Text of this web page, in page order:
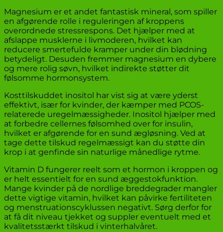
Magnesium er et andet fantastisk mineral, som spiller
en afgørende rolle i reguleringen af kroppens
overordnede stressrespons. Det hjælper med at
afslappe musklerne i livmoderen, hvilket kan
reducere smertefulde kramper under din blødning
betydeligt. Desuden fremmer magnesium en dybere
og mere rolig søvn, hvilket indirekte støtter dit
følsomme hormonsystem.
Kosttilskuddet inositol har vist sig at være yderst
effektivt, især for kvinder, der kæmper med PCOS-
relaterede uregelmæssigheder. Inositol hjælper med
at forbedre cellernes følsomhed over for insulin,
hvilket er afgørende for en sund ægløsning. Ved at
tage dette tilskud regelmæssigt kan du støtte din
krop i at genfinde sin naturlige månedlige rytme.
Vitamin D fungerer reelt som et hormon i kroppen og
er helt essentielt for en sund æggestokfunktion.
Mange kvinder på de nordlige breddegrader mangler
dette vigtige vitamin, hvilket kan påvirke fertiliteten
og menstruationscyklussen negativt. Sørg derfor for
at få dit niveau tjekket og suppler eventuelt med et
kvalitetsstærkt tilskud i vinterhalvåret.